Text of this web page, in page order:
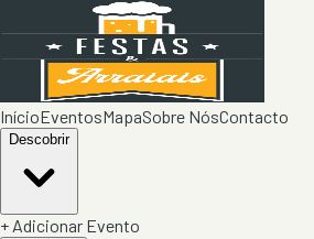
InícioEventosMapaSobre NósContacto
Descobrir
+ Adicionar Evento